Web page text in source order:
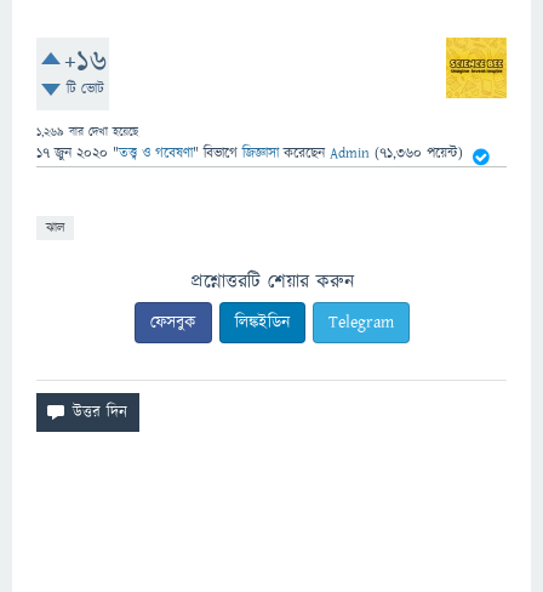
+16
টি ভোট
1,269 বার দেখা হয়েছে
17 জুন 2020 "তত্ত্ব ও গবেষণা" বিভাগে জিজ্ঞাসাকরেছেনAdmin (71,360 পয়েন্ট)
ঝাল
প্রশ্নোত্তরটি শেয়ার করুন
ফেসবুক লিঙ্কইডিন Telegram